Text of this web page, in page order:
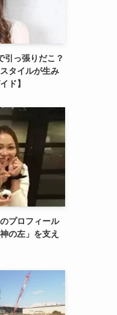
引っ張りだこ？
タイルが生み
ド】
プロフィール
の左」を支え